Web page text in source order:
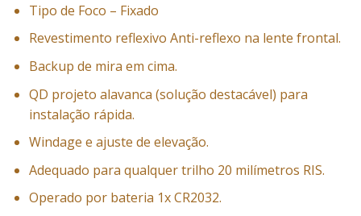
Tipo de Foco – Fixado
Revestimento reflexivo Anti-reflexo na lente frontal.
Backup de mira em cima.
QD projeto alavanca (solução destacável) para
instalação rápida.
Windage e ajuste de elevação.
Adequado para qualquer trilho 20 milímetros RIS.
Operado por bateria 1x CR2032.